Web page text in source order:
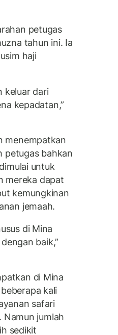
petugas
tahun ini. Ia
haji
keluar dari
kepadatan,”
menempatkan
petugas bahkan
untuk
mereka dapat
kemungkinan
jemaah.
di Mina
baik,”
di Mina
kali
safari
Namun jumlah
sedikit